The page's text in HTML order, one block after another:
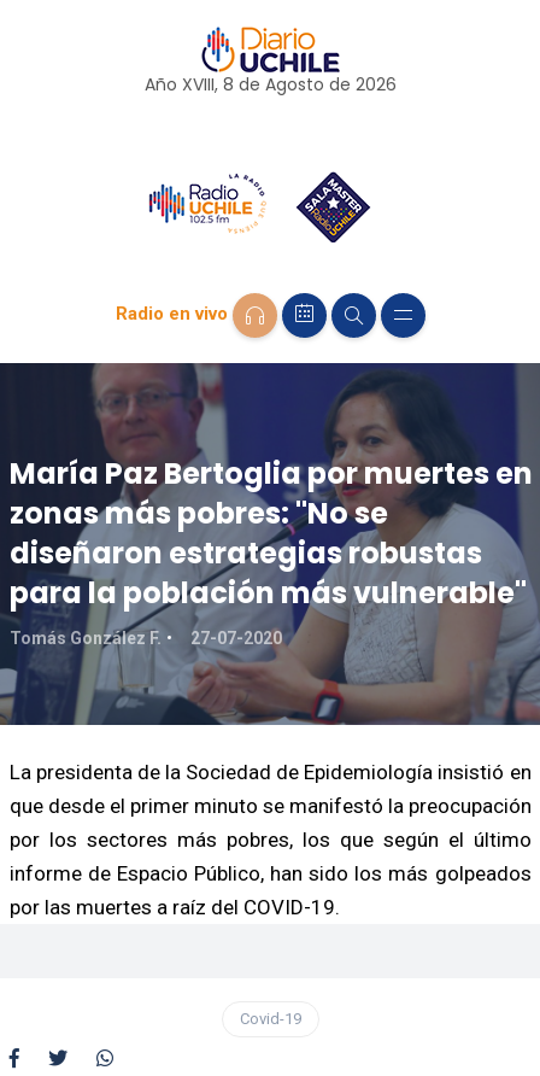
Año XVIII, 8 de Agosto de 2026
Radio en vivo
María Paz Bertoglia por muertes en
zonas más pobres: "No se
diseñaron estrategias robustas
para la población más vulnerable"
Tomás González F. 27-07-2020
La presidenta de la Sociedad de Epidemiología insistió en
que desde el primer minuto se manifestó la preocupación
por los sectores más pobres, los que según el último
informe de Espacio Público, han sido los más golpeados
por las muertes a raíz del COVID-19.
Covid-19